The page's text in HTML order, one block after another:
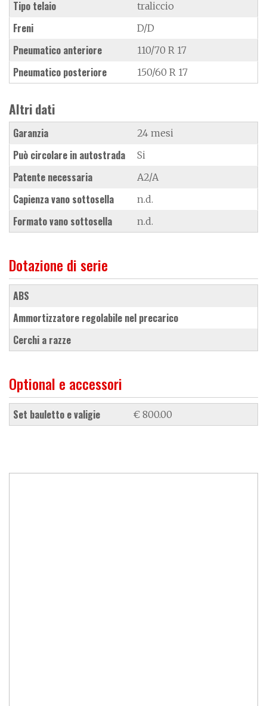
Tipo telaio traliccio
Freni D/D
Pneumatico anteriore 110/70 R 17
Pneumatico posteriore 150/60 R 17
Altri dati
Garanzia 24 mesi
Può circolare in autostrada Si
Patente necessaria A2/A
Capienza vano sottosella n.d.
Formato vano sottosella n.d.
Dotazione di serie
ABS
ammortizzatore regolabile nel precarico
cerchi a razze
Optional e accessori
set bauletto e valigie € 800.00